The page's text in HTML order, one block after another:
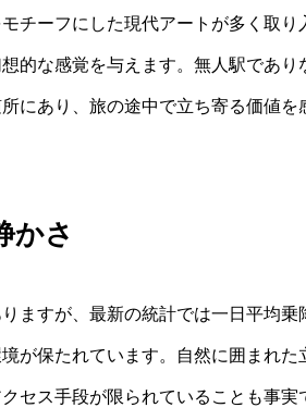
チーフにした現代アートが多く取
的な感覚を与えます。無人駅であり
にあり、旅の途中で立ち寄る価値を
かさ
ますが、最新の統計では一日平均乗
が保たれています。自然に囲まれ
セス手段が限られていることも事実